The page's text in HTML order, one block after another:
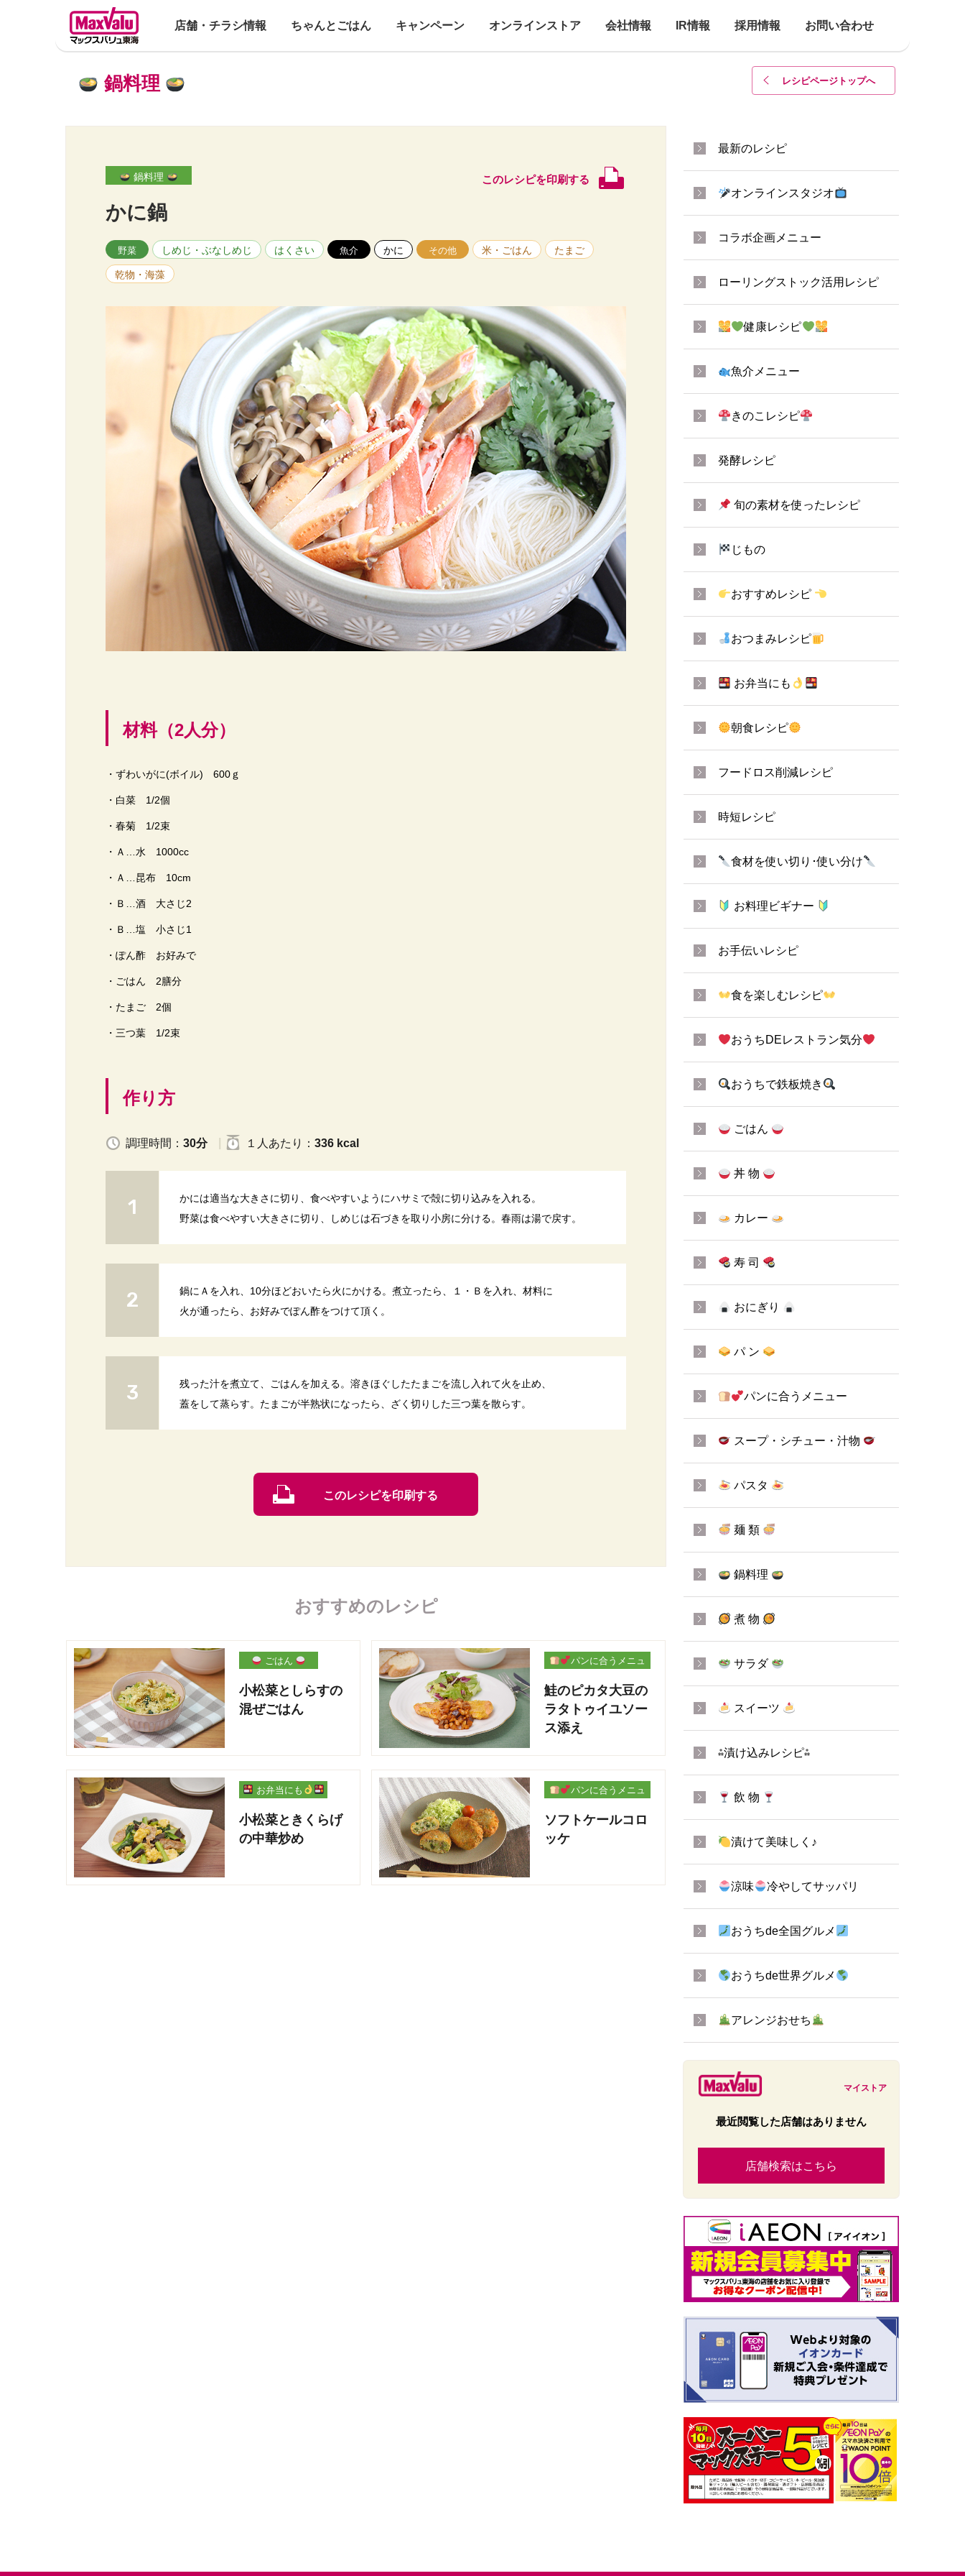
店舗・チラシ情報 ちゃんとごはん キャンペーン オンラインストア 会社情報 IR情報 採用情報 お問い合わせ
レシピページトップへ
鍋料理
鍋料理 このレシピを印刷する
かに鍋
野菜 しめじ・ぶなしめじ はくさい 魚介 かに その他 米・ごはん たまご
乾物・海藻
材料（2人分）
・ずわいがに(ボイル) 600ｇ
・白菜 1/2個
・春菊 1/2束
・Ａ…水 1000cc
・Ａ…昆布 10cm
・Ｂ…酒 大さじ2
・Ｂ…塩 小さじ1
・ぽん酢 お好みで
・ごはん 2膳分
・たまご 2個
・三つ葉 1/2束
作り方
調理時間： 30分 １人 あたり ： 336 kcal
かには適当な大きさに切り、食べやすいようにハサミで殻に切り込みを入れる。
野菜は食べやすい大きさに切り、しめじは石づきを取り小房に分ける。春雨は湯で戻す。
鍋にＡを入れ、10分ほどおいたら火にかける。煮立ったら、１・Ｂを入れ、材料に
火が通ったら、お好みでぽん酢をつけて頂く。
残った汁を煮立て、ごはんを加える。溶きほぐしたたまごを流し入れて火を止め、
蓋をして蒸らす。たまごが半熟状になったら、ざく切りした三つ葉を散らす。
このレシピを印刷する
おすすめのレシピ
ごはん
小松菜としらすの
混ぜごはん
パンに合うメニュ
鮭のピカタ大豆の
ラタトゥイユソー
ス添え
お弁当にも
小松菜ときくらげ
の中華炒め
パンに合うメニュ
ソフトケールコロ
ッケ
最新のレシピ
オンラインスタジオ
コラボ企画メニュー
ローリングストック活用レシピ
健康レシピ
魚介メニュー
きのこレシピ
発酵レシピ
旬の素材を使ったレシピ
じもの
おすすめレシピ
おつまみレシピ
お弁当にも
朝食レシピ
フードロス削減レシピ
時短レシピ
食材を使い切り･使い分け
お料理ビギナー
お手伝いレシピ
食を楽しむレシピ
おうちDEレストラン気分
おうちで鉄板焼き
ごはん
丼 物
カレー
寿 司
おにぎり
パ ン
パンに合うメニュー
スープ・シチュー・汁物
パスタ
麺 類
鍋料理
煮 物
サラダ
スイーツ
⁂漬け込みレシピ⁂
飲 物
漬けて美味しく♪
涼味 冷やしてサッパリ
おうちde全国グルメ
おうちde世界グルメ
アレンジおせち
マイストア
最近閲覧した店舗はありません
店舗検索はこちら